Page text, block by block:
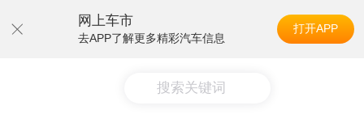
网上车市
去APP了解更多精彩汽车信息
打开APP
搜索关键词